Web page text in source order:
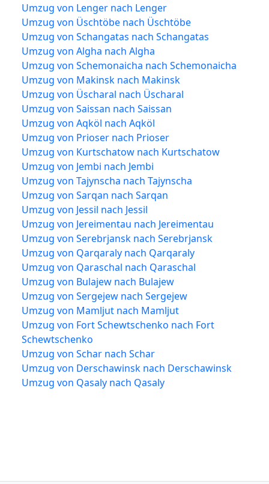
Umzug von Lenger nach Lenger
Umzug von Üschtöbe nach Üschtöbe
Umzug von Schangatas nach Schangatas
Umzug von Algha nach Algha
Umzug von Schemonaicha nach Schemonaicha
Umzug von Makinsk nach Makinsk
Umzug von Üscharal nach Üscharal
Umzug von Saissan nach Saissan
Umzug von Aqköl nach Aqköl
Umzug von Prioser nach Prioser
Umzug von Kurtschatow nach Kurtschatow
Umzug von Jembi nach Jembi
Umzug von Tajynscha nach Tajynscha
Umzug von Sarqan nach Sarqan
Umzug von Jessil nach Jessil
Umzug von Jereimentau nach Jereimentau
Umzug von Serebrjansk nach Serebrjansk
Umzug von Qarqaraly nach Qarqaraly
Umzug von Qaraschal nach Qaraschal
Umzug von Bulajew nach Bulajew
Umzug von Sergejew nach Sergejew
Umzug von Mamljut nach Mamljut
Umzug von Fort Schewtschenko nach Fort
Schewtschenko
Umzug von Schar nach Schar
Umzug von Derschawinsk nach Derschawinsk
Umzug von Qasaly nach Qasaly